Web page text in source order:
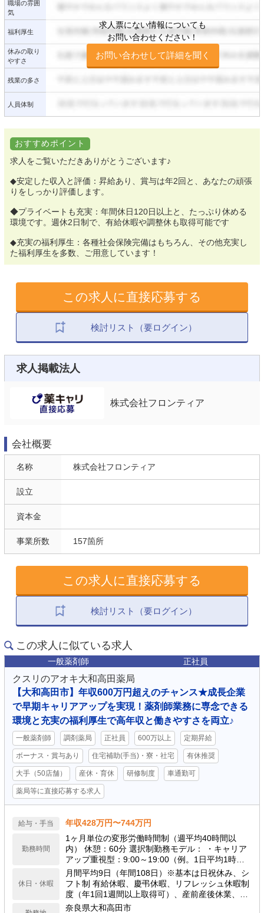
職場の雰囲
気
求人票にない情報についても
お問い合わせください！
お問い合わせして詳細を聞く
福利厚生
休みの取り
やすさ
残業の多さ
人員体制
おすすめポイント
求人をご覧いただきありがとうございます♪
◆安定した収入と評価：昇給あり、賞与は年2回と、あなたの頑張
りをしっかり評価します。
◆プライベートも充実：年間休日120日以上と、たっぷり休める
環境です。週休2日制で、有給休暇や調整休も取得可能です
◆充実の福利厚生：各種社会保険完備はもちろん、その他充実し
た福利厚生を多数、ご用意しています！
検討リスト（要ログイン）
この求人に直接応募する
求人掲載法人
株式会社フロンティア
会社概要
名称 株式会社フロンティア
設立
資本金
事業所数 157箇所
検討リスト（要ログイン）
この求人に直接応募する
この求人に似ている求人
一般薬剤師 正社員
クスリのアオキ大和高田薬局
【大和高田市】年収600万円超えのチャンス★成長企業
で早期キャリアアップを実現！薬剤師業務に専念できる
環境と充実の福利厚生で高年収と働きやすさを両立♪
一般薬剤師 調剤薬局 正社員 600万以上 定期昇給
ボーナス・賞与あり 住宅補助(手当)・寮・社宅 有休推奨
大手（50店舗） 産休・育休 研修制度 車通勤可
薬局等に直接応募する求人
給与・手当 年収428万円〜744万円
勤務時間
1ヶ月単位の変形労働時間制（週平均40時間以
内） 休憩：60分 選択制勤務モデル： ・キャリア
アップ重視型：9:00～19:00（例。1日平均1時間
の計画残業を含む） ・ワークライフバランス型：
9:00～19:00の間で実働8時間（残業想定少） ※夜
間・土日含むシフト勤務あり（配属店舗の営業時
間による）
休日・休暇
月間平均9日（年間108日）※基本は日祝休み、シ
フト制 有給休暇、慶弔休暇、リフレッシュ休暇制
度（年1回1週間以上取得可）、産前産後休業、育
児休業、介護休業、看護休暇、引越休暇、裁判員
奈良県大和高田市